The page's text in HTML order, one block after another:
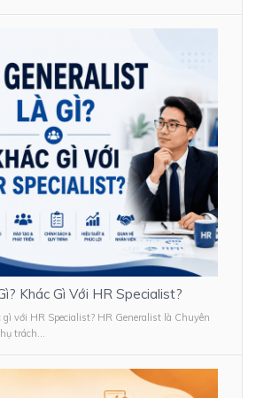
Khác Gì Với HR Specialist?
gì với HR Specialist? HR Generalist là Chuyên
trách...